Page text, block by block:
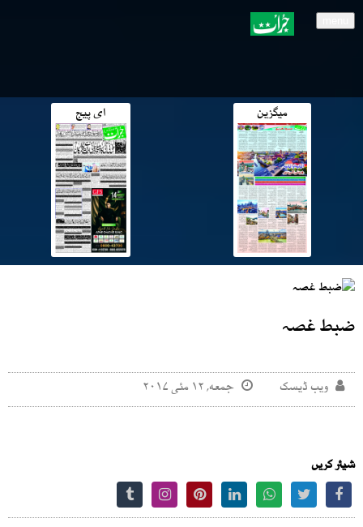
میگزین ای پیج
ضبط غصہ
ویب ڈیسک جمعه, ۱۲ مئی ۲۰۱۷
شیئر کریں